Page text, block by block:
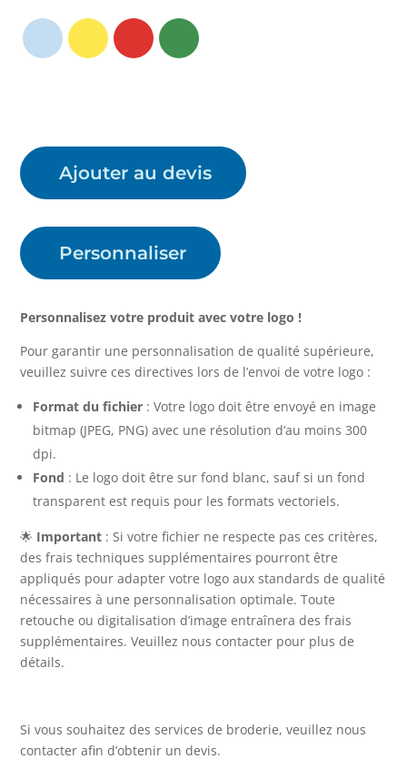
Ajouter au devis
Personnaliser
Personnalisez votre produit avec votre logo !
Pour garantir une personnalisation de qualité supérieure,
veuillez suivre ces directives lors de l’envoi de votre logo :
Format du fichier : Votre logo doit être envoyé en image
bitmap (JPEG, PNG) avec une résolution d’au moins 300
dpi.
Fond : Le logo doit être sur fond blanc, sauf si un fond
transparent est requis pour les formats vectoriels.
🌟 Important : Si votre fichier ne respecte pas ces critères,
des frais techniques supplémentaires pourront être
appliqués pour adapter votre logo aux standards de qualité
nécessaires à une personnalisation optimale. Toute
retouche ou digitalisation d’image entraînera des frais
supplémentaires. Veuillez nous contacter pour plus de
détails.
Si vous souhaitez des services de broderie, veuillez nous
contacter afin d’obtenir un devis.